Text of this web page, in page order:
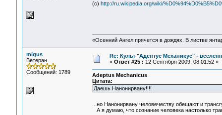
(с) http://ru.wikipedia.org/wiki/
«Осенний Ангел прячется в дождях. В листве
migus
Ветеран
Сообщений: 1789
Re: Культ "Адептус Механикус" -
« Ответ #25 : 12 Сентября 2009, 08:01:52 »
Adeptus Mechanicus
Цитата:
Даешь Нанонирвану!!!!
...но Нанонирвану человечеству обещают и
А я думаю, что сознание человека настолько